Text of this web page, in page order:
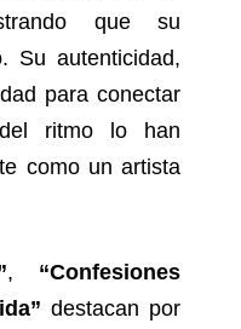
que su
Su autenticidad,
para conectar
ritmo lo han
como un artista
, “Confesiones
destacan por